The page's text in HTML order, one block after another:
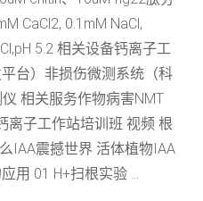
CaCl2, 0.1mM NaCl,
5.2 相关设备钙离子工
台）非损伤微测系统（科
相关服务作物病害NMT
离子工作站培训班 视频 根
IAA震撼世界 活体植物IAA
用 01 H+扫根实验 ...